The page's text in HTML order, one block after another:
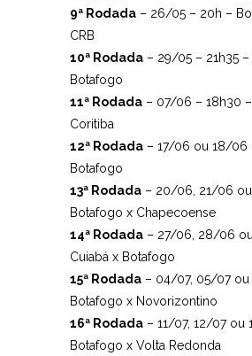
9ª Rodada – 26/05 – 20h –
CRB
10ª Rodada – 29/05 – 21h35
Botafogo
11ª Rodada – 07/06 – 18h30
Coritiba
12ª Rodada – 17/06 ou 18/06
Botafogo
13ª Rodada – 20/06, 21/06
Botafogo x Chapecoense
14ª Rodada – 27/06, 28/06
Cuiabá x Botafogo
15ª Rodada – 04/07, 05/07
Botafogo x Novorizontino
16ª Rodada – 11/07, 12/07 ou
Botafogo x Volta Redonda